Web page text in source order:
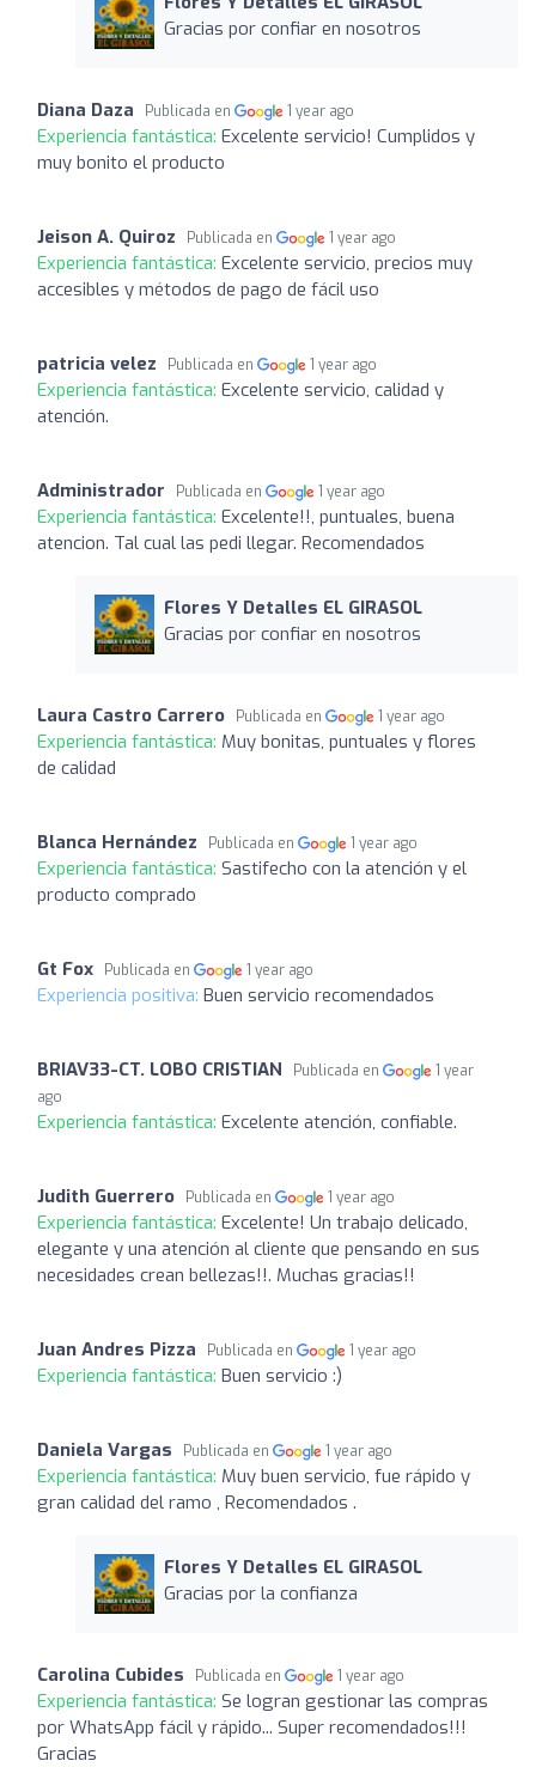
Gracias por confiar en nosotros
Diana Daza Publicada en 1 year ago
Experiencia fantástica: Excelente servicio! Cumplidos y
muy bonito el producto
Jeison A. Quiroz Publicada en 1 year ago
Experiencia fantástica: Excelente servicio, precios muy
accesibles y métodos de pago de fácil uso
patricia velez Publicada en 1 year ago
Experiencia fantástica: Excelente servicio, calidad y
atención.
Administrador Publicada en 1 year ago
Experiencia fantástica: Excelente!!, puntuales, buena
atencion. Tal cual las pedi llegar. Recomendados
Flores Y Detalles EL GIRASOL
Gracias por confiar en nosotros
Laura Castro Carrero Publicada en 1 year ago
Experiencia fantástica: Muy bonitas, puntuales y flores
de calidad
Blanca Hernández Publicada en 1 year ago
Experiencia fantástica: Sastifecho con la atención y el
producto comprado
Gt Fox Publicada en 1 year ago
Experiencia positiva: Buen servicio recomendados
BRIAV33-CT. LOBO CRISTIAN Publicada en
1 year
ago
Experiencia fantástica: Excelente atención, confiable.
Judith Guerrero Publicada en 1 year ago
Experiencia fantástica: Excelente! Un trabajo delicado,
elegante y una atención al cliente que pensando en sus
necesidades crean bellezas!!. Muchas gracias!!
Juan Andres Pizza Publicada en 1 year ago
Experiencia fantástica: Buen servicio :)
Daniela Vargas Publicada en 1 year ago
Experiencia fantástica: Muy buen servicio, fue rápido y
gran calidad del ramo , Recomendados .
Flores Y Detalles EL GIRASOL
Gracias por la confianza
Carolina Cubides Publicada en 1 year ago
Experiencia fantástica: Se logran gestionar las compras
por WhatsApp fácil y rápido... Super recomendados!!!
Gracias